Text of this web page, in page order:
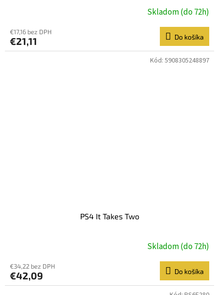
Skladom (do 72h)
€17,16 bez DPH
€21,11 Do košíka
PS4 It Takes Two
Skladom (do 72h)
€34,22 bez DPH
€42,09 Do košíka
Kód: 5908305248897